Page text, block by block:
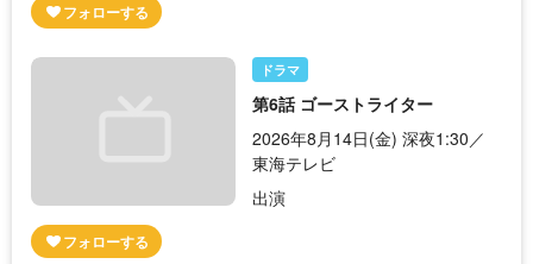
ドラマ
第6話 ゴーストライター
2026年8月14日(金) 深夜1:30／
東海テレビ
出演